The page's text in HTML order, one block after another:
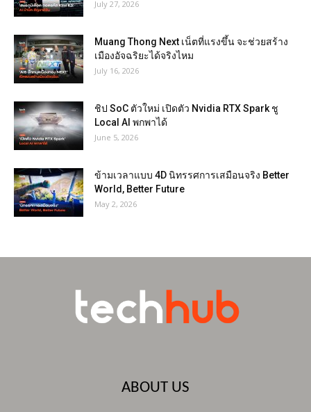
July 27, 2026
Muang Thong Next เน็ตที่แรงขึ้น จะช่วยสร้าง
เมืองอัจฉริยะได้จริงไหม
July 16, 2026
ชิป SoC ตัวใหม่ เปิดตัว Nvidia RTX Spark ชู
Local AI พกพาได้
June 5, 2026
ข้ามเวลาแบบ 4D นิทรรศการเสมือนจริง Better
World, Better Future
May 2, 2026
ABOUT US